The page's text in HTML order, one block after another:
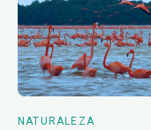
NATURALEZA